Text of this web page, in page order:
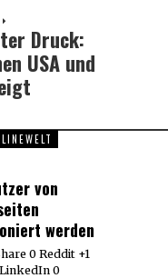
Druck:
USA und
von
werden
0 Reddit +1
0